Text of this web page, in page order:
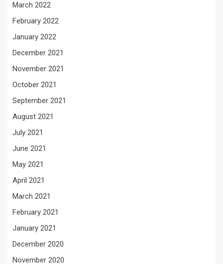
March 2022
February 2022
January 2022
December 2021
November 2021
October 2021
September 2021
August 2021
July 2021
June 2021
May 2021
April 2021
March 2021
February 2021
January 2021
December 2020
November 2020